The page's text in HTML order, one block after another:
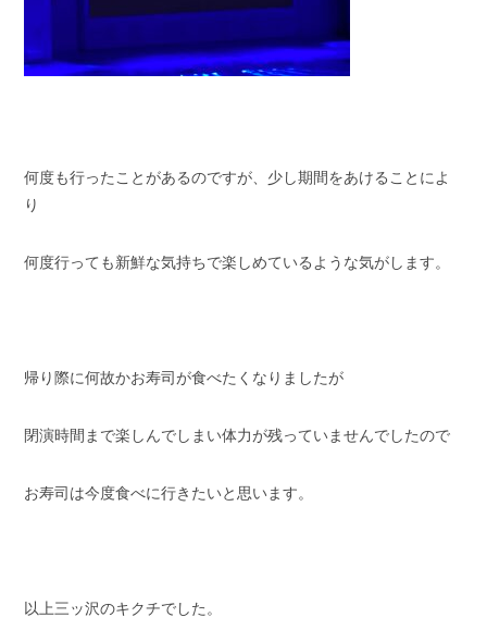
何度も行ったことがあるのですが、少し期間をあけることによ
り
何度行っても新鮮な気持ちで楽しめているような気がします。
帰り際に何故かお寿司が食べたくなりましたが
閉演時間まで楽しんでしまい体力が残っていませんでしたので
お寿司は今度食べに行きたいと思います。
以上三ッ沢のキクチでした。